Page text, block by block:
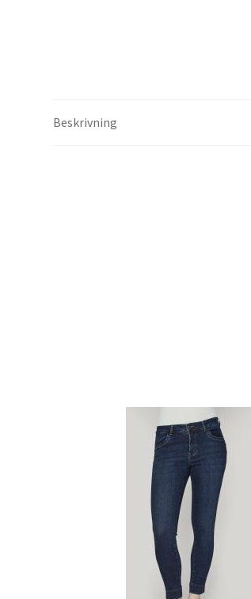
Beskrivning